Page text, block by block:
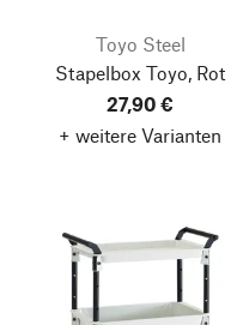
Toyo Steel
Stapelbox Toyo, Rot
27,90 €
+ weitere Varianten